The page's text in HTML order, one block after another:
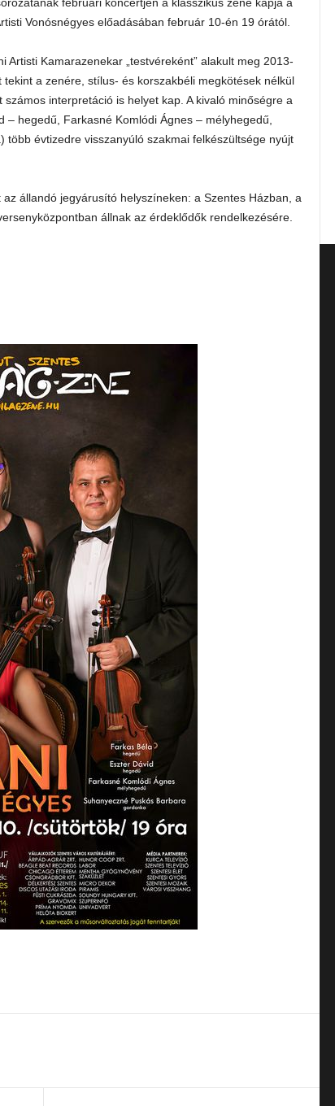
Vonósnégyes előadásában február 10-én 19 órától.
Kamarazenekar „testvéreként” alakult meg 2013-
a zenére, stílus- és korszakbéli megkötések nélkül
interpretáció is helyet kap. A kivaló minőségre a
hegedű, Farkasné Komlódi Ágnes – mélyhegedű,
több évtizedre visszanyúló szakmai felkészültsége nyújt
állandó jegyárusító helyszíneken: a Szentes Házban, a
állnak az érdeklődők rendelkezésére.